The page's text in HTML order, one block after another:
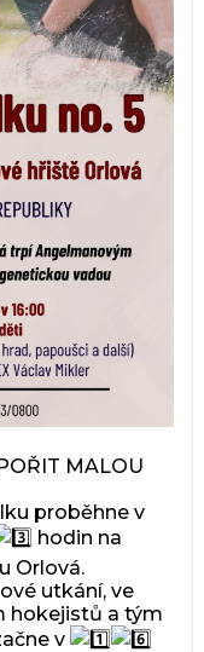
MALOU
proběhne v
hodin na
Orlová.
utkání, ve
hokejistů a tým
v